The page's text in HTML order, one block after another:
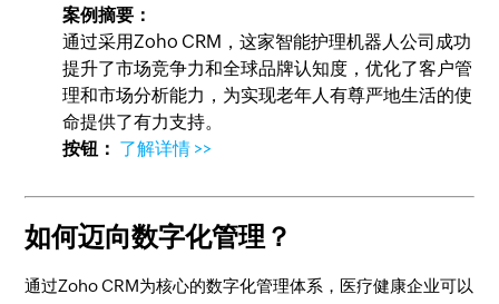
案例摘要：
通过采用Zoho CRM，这家智能护理机器人公司成功
提升了市场竞争力和全球品牌认知度，优化了客户管
理和市场分析能力，为实现老年人有尊严地生活的使
命提供了有力支持。
按钮： 了解详情 >>
如何迈向数字化管理？
通过Zoho CRM为核心的数字化管理体系，医疗健康企业可以